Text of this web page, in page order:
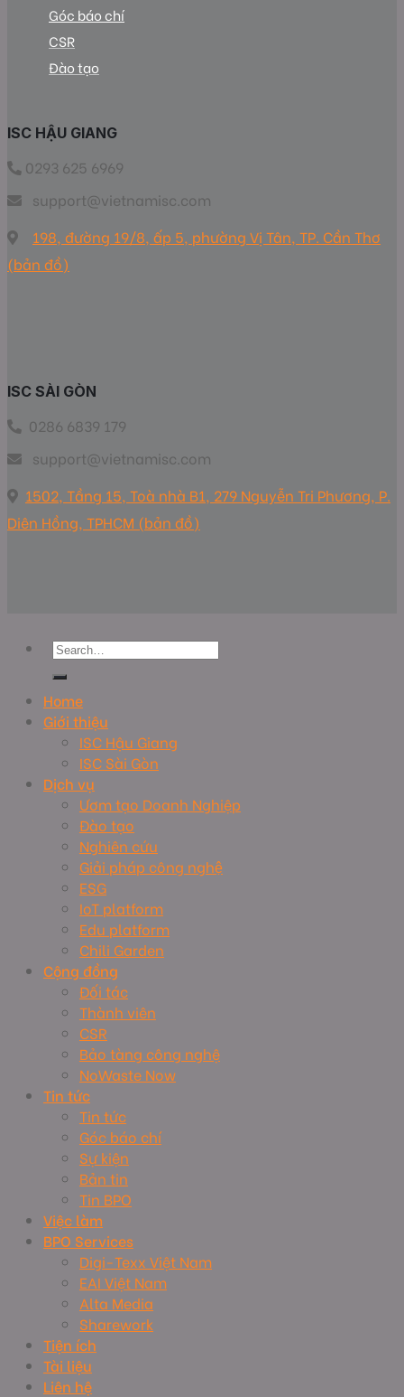
Góc báo chí
CSR
Đào tạo
ISC HẬU GIANG
0293 625 6969
support@vietnamisc.com
198, đường 19/8, ấp 5, phường Vị Tân, TP. Cần Thơ
(bản đồ)
ISC SÀI GÒN
0286 6839 179
support@vietnamisc.com
1502, Tầng 15, Toà nhà B1, 279 Nguyễn Tri Phương, P.
Diên Hồng, TPHCM (bản đồ)
Home
Giới thiệu
ISC Hậu Giang
ISC Sài Gòn
Dịch vụ
Ươm tạo Doanh Nghiệp
Đào tạo
Nghiên cứu
Giải pháp công nghệ
ESG
IoT platform
Edu platform
Chili Garden
Cộng đồng
Đối tác
Thành viên
CSR
Bảo tàng công nghệ
NoWaste Now
Tin tức
Tin tức
Góc báo chí
Sự kiện
Bản tin
Tin BPO
Việc làm
BPO Services
Digi-Texx Việt Nam
EAI Việt Nam
Alta Media
Sharework
Tiện ích
Tài liệu
Liên hệ